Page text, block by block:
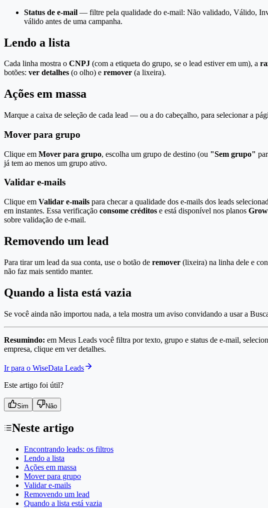
Status de e-mail — filtre pela qualidade do e-mail: Não validado, Válido,
válido antes de uma campanha.
Lendo a lista
Cada linha mostra o CNPJ (com a etiqueta do grupo, se o lead estiver em um), a
botões: ver detalhes (o olho) e remover (a lixeira).
Ações em massa
Marque a caixa de seleção de cada lead — ou a do cabeçalho, para selecionar a
Mover para grupo
Clique em Mover para grupo, escolha um grupo de destino (ou "Sem grupo"
já tem ao menos um grupo ativo.
Validar e-mails
Clique em Validar e-mails para checar a qualidade dos e-mails dos leads
em instantes. Essa verificação consome créditos e está disponível nos planos
sobre validação de e-mail.
Removendo um lead
Para tirar um lead da sua conta, use o botão de remover (lixeira) na linha dele e
não faz mais sentido manter.
Quando a lista está vazia
Se você ainda não importou nada, a tela mostra um aviso convidando a usar a
Resumindo: em Meus Leads você filtra por texto, grupo e status de e-mail,
empresa, clique em ver detalhes.
Ir para o WiseData Leads
Este artigo foi útil?
Sim Não
Neste artigo
Encontrando leads: os filtros
Lendo a lista
Ações em massa
Mover para grupo
Validar e-mails
Removendo um lead
Quando a lista está vazia